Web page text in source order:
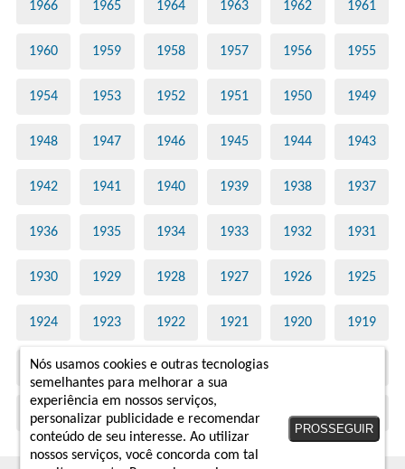
1966 1965 1964 1963 1962 1961
1960 1959 1958 1957 1956 1955
1954 1953 1952 1951 1950 1949
1948 1947 1946 1945 1944 1943
1942 1941 1940 1939 1938 1937
1936 1935 1934 1933 1932 1931
1930 1929 1928 1927 1926 1925
1924 1923 1922 1921 1920 1919
1918 1917 1916 1915
1910 1908
Nós usamos cookies e outras tecnologias
semelhantes para melhorar a sua
experiência em nossos serviços,
personalizar publicidade e recomendar
conteúdo de seu interesse. Ao utilizar
nossos serviços, você concorda com tal
PROSSEGUIR